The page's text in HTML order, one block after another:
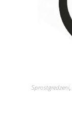
Sprostgredzeni,